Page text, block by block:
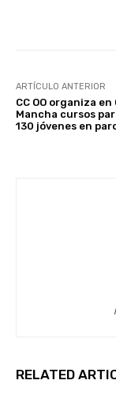
ARTÍCULO ANTERIOR
CC OO organiza
Mancha cursos
130 jóvenes en
RELATED